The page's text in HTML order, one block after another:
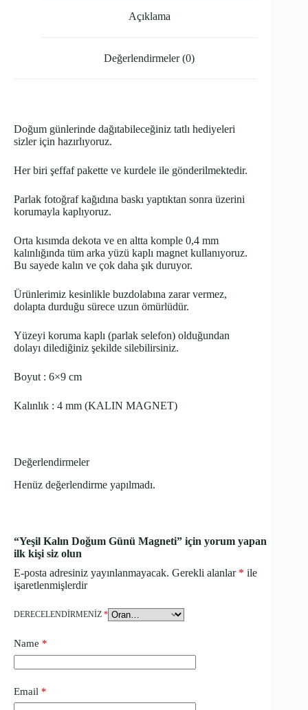
Açıklama
Değerlendirmeler (0)
Doğum günlerinde dağıtabileceğiniz tatlı hediyeleri
sizler için hazırlıyoruz.
Her biri şeffaf pakette ve kurdele ile gönderilmektedir.
Parlak fotoğraf kağıdına baskı yaptıktan sonra üzerini
korumayla kaplıyoruz.
Orta kısımda dekota ve en altta komple 0,4 mm
kalınlığında tüm arka yüzü kaplı magnet kullanıyoruz.
Bu sayede kalın ve çok daha şık duruyor.
Ürünlerimiz kesinlikle buzdolabına zarar vermez,
dolapta durduğu sürece uzun ömürlüdür.
Yüzeyi koruma kaplı (parlak selefon) olduğundan
dolayı dilediğiniz şekilde silebilirsiniz.
Boyut : 6×9 cm
Kalınlık : 4 mm (KALIN MAGNET)
Değerlendirmeler
Henüz değerlendirme yapılmadı.
“Yeşil Kalın Doğum Günü Magneti” için yorum yapan
ilk kişi siz olun
E-posta adresiniz yayınlanmayacak. Gerekli alanlar * ile
işaretlenmişlerdir
DERECELENDIRMENIZ *
Name *
Email *